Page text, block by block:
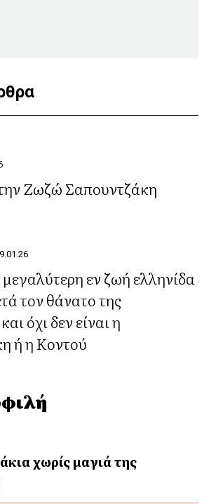
Ζωζώ Σαπουντζάκη
μεγαλύτερη εν ζωή ελληνίδα
τον θάνατο της
όχι δεν είναι η
ή η Κοντού
χωρίς μαγιά της